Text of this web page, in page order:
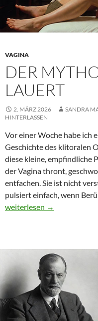
VAGINA
DER
LAUERT
2. MÄRZ 2026 SANDRA
HINTERLASSEN
Vor einer Woche habe ich
Geschichte des klitoralen
diese kleine, empfindliche
der Vagina thront,
entfachen. Sie ist nicht
pulsiert einfach, wenn
weiterlesen →